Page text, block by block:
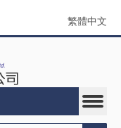
繁體中文